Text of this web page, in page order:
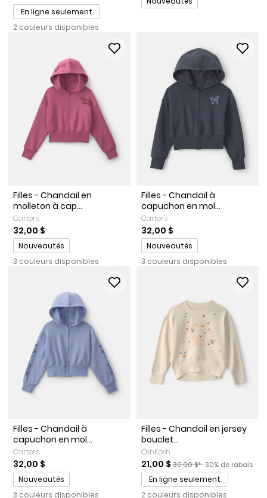
En ligne seulement
2 couleurs disponibles
Filles - Chandail en
molleton à cap...
Carter's
32,00 $
Promotions
Nouveautés
3 couleurs disponibles
Filles - Chandail à
capuchon en mol...
Carter's
32,00 $
Promotions
Nouveautés
3 couleurs disponibles
Filles - Chandail à
capuchon en mol...
Carter's
32,00 $
Promotions
Nouveautés
3 couleurs disponibles
Filles - Chandail en jersey
bouclet...
OshKosh
Prix de solde
21,00 $ Prix ​​de détail suggéré par
30,00 $* Pourcentage de
30% de rabais
En ligne seulement
2 couleurs disponibles